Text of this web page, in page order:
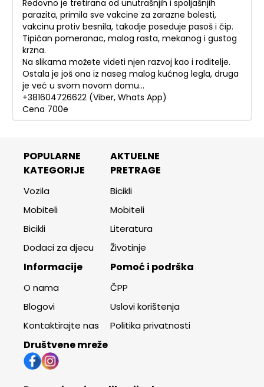
Redovno je tretirana od unutrašnjih i spoljašnjih
parazita, primila sve vakcine za zarazne bolesti,
vakcinu protiv besnila, takodje poseduje pasoš i čip.
Tipičan pomeranac, malog rasta, mekanog i gustog
krzna.
Na slikama možete videti njen razvoj kao i roditelje.
Ostala je još ona iz naseg malog kućnog legla, druga
je već u svom novom domu...
+381604726622 (Viber, Whats App)
Cena 700e
POPULARNE
KATEGORIJE
Vozila
Mobiteli
Bicikli
Dodaci za djecu
AKTUELNE
PRETRAGE
Bicikli
Mobiteli
Literatura
Životinje
Informacije
O nama
Blogovi
Kontaktirajte nas
Pomoć i podrška
ČPP
Uslovi korištenja
Politika privatnosti
Društvene mreže